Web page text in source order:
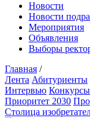
Новости
Новости
Мероприятия
Объявления
Выборы
Главная /
Лента Абитуриенты
Интервью Конкурсы
Приоритет 2030
Столица